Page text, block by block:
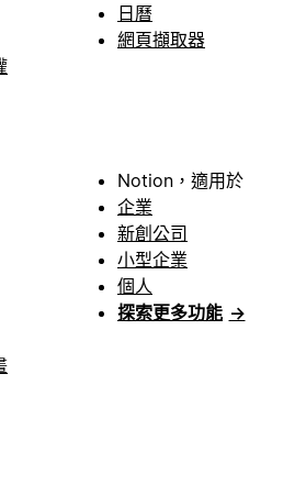
日曆
網頁擷取器
Notion，適用於
企業
新創公司
小型企業
個人
探索更多功能 →